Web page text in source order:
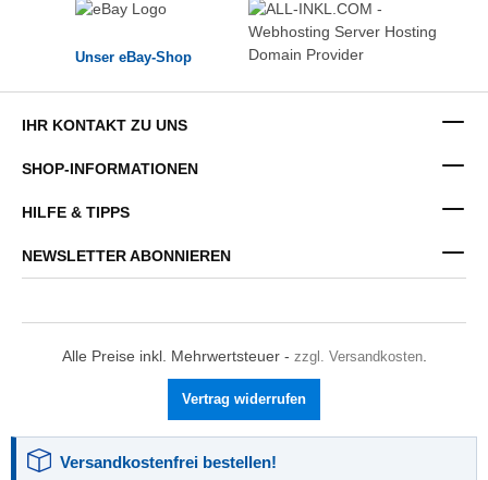
Unser eBay-Shop
IHR KONTAKT ZU UNS
SHOP-INFORMATIONEN
HILFE & TIPPS
NEWSLETTER ABONNIEREN
Alle Preise inkl. Mehrwertsteuer - zzgl. Versandkosten.
Vertrag widerrufen
Versandkostenfrei bestellen!